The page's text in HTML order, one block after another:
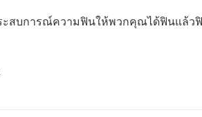
ะสบการณ์ความฟินให้พวกคุณได้ฟินแล้วฟิ